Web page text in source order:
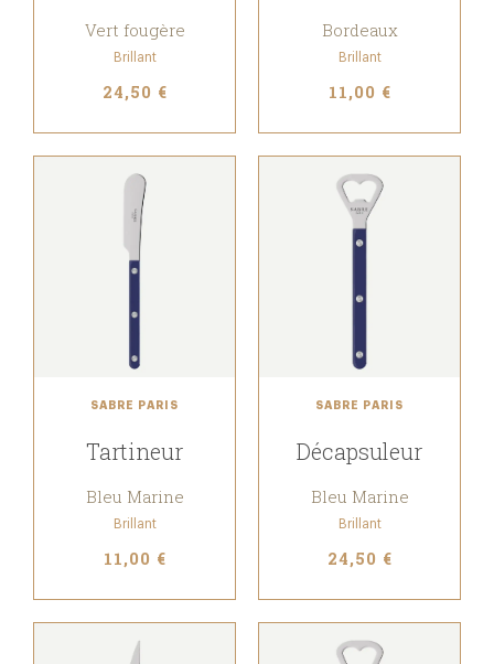
Vert fougère
Brillant
24,50 €
Bordeaux
Brillant
11,00 €
SABRE PARIS
Tartineur
Bleu Marine
Brillant
11,00 €
SABRE PARIS
Décapsuleur
Bleu Marine
Brillant
24,50 €